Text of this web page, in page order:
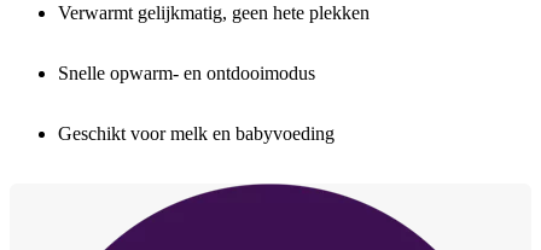
Verwarmt gelijkmatig, geen hete plekken
Snelle opwarm- en ontdooimodus
Geschikt voor melk en babyvoeding